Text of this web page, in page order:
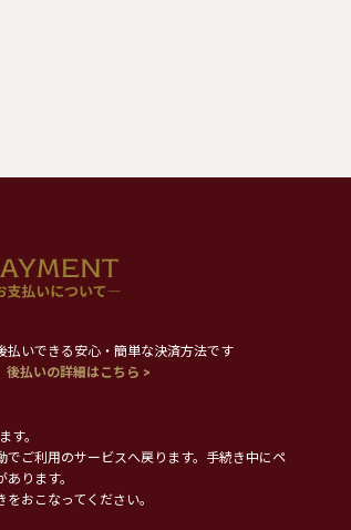
いできる安心・簡単な決済方法です
後払いの詳細はこちら >
す。
ご利用のサービスへ戻ります。手続き中にペ
ります。
おこなってください。